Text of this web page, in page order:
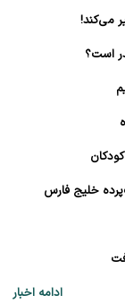
است؟
خلیج فارس
ادامه اخبار